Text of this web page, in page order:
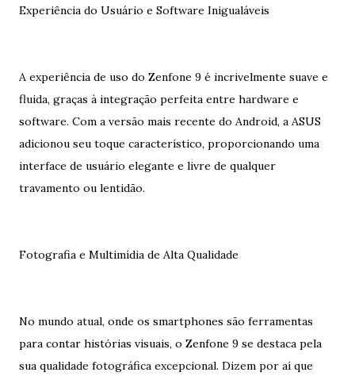
Experiência do Usuário e Software Inigualáveis
A experiência de uso do Zenfone 9 é incrivelmente suave e
fluida, graças à integração perfeita entre hardware e
software. Com a versão mais recente do Android, a ASUS
adicionou seu toque característico, proporcionando uma
interface de usuário elegante e livre de qualquer
travamento ou lentidão.
Fotografia e Multimídia de Alta Qualidade
No mundo atual, onde os smartphones são ferramentas
para contar histórias visuais, o Zenfone 9 se destaca pela
sua qualidade fotográfica excepcional. Dizem por aí que